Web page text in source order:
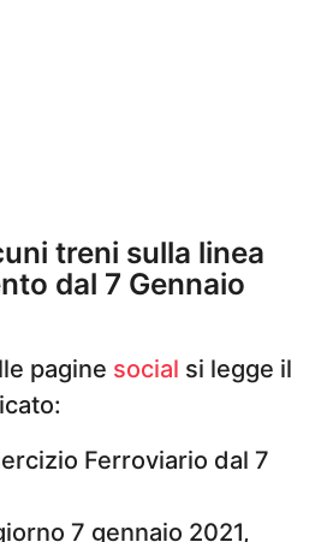
treni sulla linea
dal 7 Gennaio
pagine social si legge il
Ferroviario dal 7
7 gennaio 2021,